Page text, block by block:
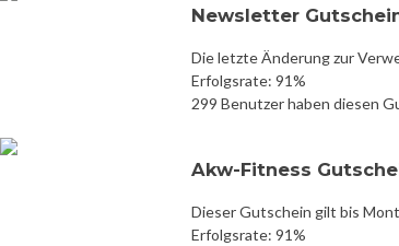
Newsletter
Die letzte Änderung zur
Erfolgsrate: 91%
299 Benutzer haben diesen
Akw-Fitness
Dieser Gutschein gilt bis
Erfolgsrate: 91%